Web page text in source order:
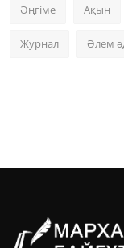
Әңгіме Ақын
Журнал Әлем